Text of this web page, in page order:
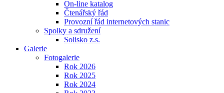
On-line katalog
Čtenářský řád
Provozní řád internetových stanic
Spolky a sdružení
Solisko z.s.
Galerie
Fotogalerie
Rok 2026
Rok 2025
Rok 2024